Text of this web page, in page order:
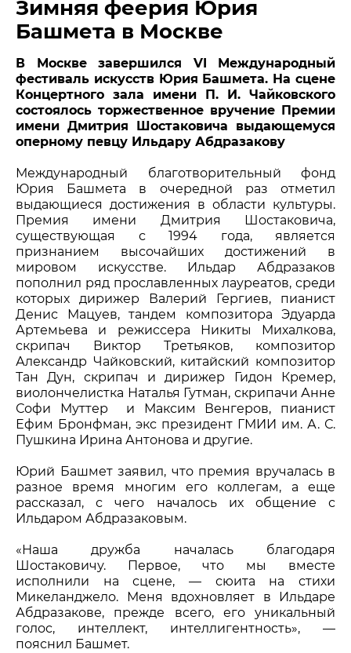
КОНТАКТЫ
+7 (915) 490-33-00
info@iafoundation.ru
109544, Россия, г. Москва, ул. Школьная, 27 стр. 1
ПОМОЧЬ ФОНДУ
Зимняя феерия Юрия
Башмета в Москве
В Москве завершился VI Международный
фестиваль искусств Юрия Башмета. На сцене
Концертного зала имени П. И. Чайковского
состоялось торжественное вручение Премии
имени Дмитрия Шостаковича выдающемуся
оперному певцу Ильдару Абдразакову
Международный благотворительный фонд
Юрия Башмета в очередной раз отметил
выдающиеся достижения в области культуры.
Премия имени Дмитрия Шостаковича,
существующая с 1994 года, является
признанием высочайших достижений в
мировом искусстве. Ильдар Абдразаков
пополнил ряд прославленных лауреатов, среди
которых дирижер Валерий Гергиев, пианист
Денис Мацуев, тандем композитора Эдуарда
Артемьева и режиссера Никиты Михалкова,
скрипач Виктор Третьяков, композитор
Александр Чайковский, китайский композитор
Тан Дун, скрипач и дирижер Гидон Кремер,
виолончелистка Наталья Гутман, скрипачи Анне
Софи Муттер и Максим Венгеров, пианист
Ефим Бронфман, экс президент ГМИИ им. А. С.
Пушкина Ирина Антонова и другие.
Юрий Башмет заявил, что премия вручалась в
разное время многим его коллегам, а еще
рассказал, с чего началось их общение с
Ильдаром Абдразаковым.
«Наша дружба началась благодаря
Шостаковичу. Первое, что мы вместе
исполнили на сцене, — сюита на стихи
Микеланджело. Меня вдохновляет в Ильдаре
Абдразакове, прежде всего, его уникальный
голос, интеллект, интеллигентность», —
пояснил Башмет.